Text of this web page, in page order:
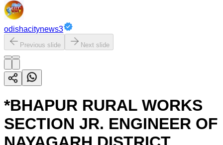
odishacitynews3
Previous slide Next slide
*BHAPUR RURAL WORKS
SECTION JR. ENGINEER OF